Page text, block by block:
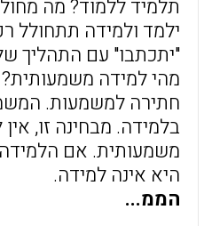
תלמיד ללמוד? מה
ילמד ולמידה תתחולל
"יתכתבו" עם התהליך
מהי למידה
חתירה למשמעות.
בלמידה. מבחינה זו,
משמעותית. אם
היא אינה למידה.
הממ...